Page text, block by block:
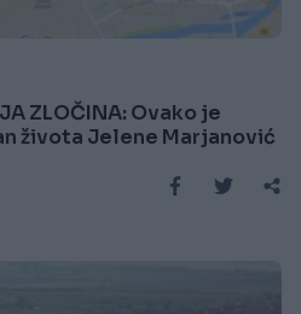
ZLOČINA: Ovako je
života Jelene Marjanović